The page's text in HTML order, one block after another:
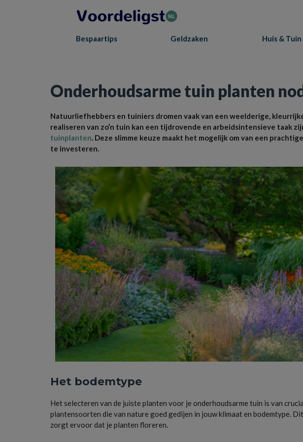
Bespaartips Geldzaken Huis & Tuin
Onderhoudsarme tuin planten
Natuurliefhebbers en tuiniers dromen vaak van een weelderige,
realiseren van zo’n tuin kan een tijdrovende en arbeidsintensieve taak
tuinplanten. Deze slimme keuze maakt het mogelijk om van een
te investeren.
Het bodemtype
Het selecteren van de juiste planten voor je onderhoudsarme tuin is van
plantensoorten die van nature goed gedijen in jouw klimaat en bodemtype.
zorgt ervoor dat je planten floreren.